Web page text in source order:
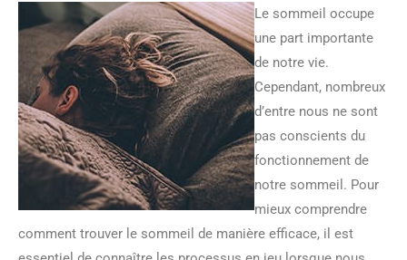
Le sommeil occupe
une part importante
de notre vie.
Cependant, nombreux
d’entre nous ne sont
pas conscients du
fonctionnement de
notre sommeil. Pour
mieux comprendre
comment trouver le sommeil de manière efficace, il est